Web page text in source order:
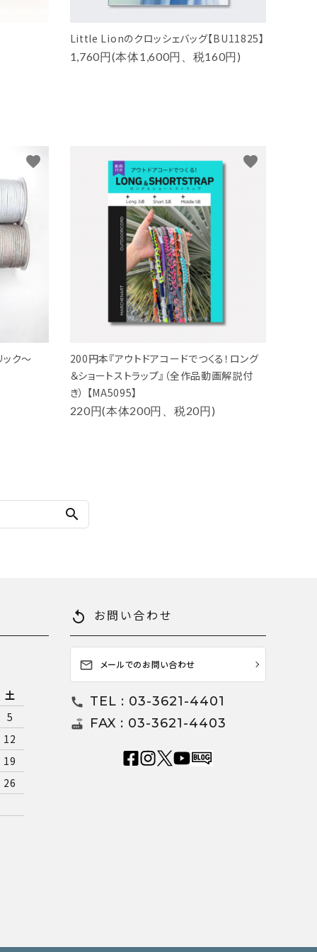
Little Lionのクロッシェバッグ【BU11825】
1,760円(本体1,600円、税160円)
ック～
favorite
200円本『アウトドアコードでつくる！ロング
＆ショートストラップ』（全作品動画解説付
き） 【MA5095】
220円(本体200円、税20円)
favorite
search
土
5
12
19
26
replay お問い合わせ
mail_outline メールでのお問い合わせ
call TEL : 03-3621-4401
router FAX : 03-3621-4403